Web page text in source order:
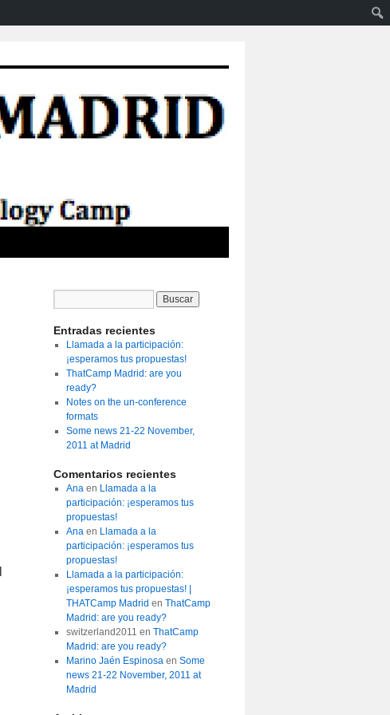
Entradas recientes
Llamada a la participación:
¡esperamos tus propuestas!
ThatCamp Madrid: are you
ready?
Notes on the un-conference
formats
Some news 21-22 November,
2011 at Madrid
Comentarios recientes
Anaen Llamada a la
participación: ¡esperamos tus
propuestas!
Anaen Llamada a la
participación: ¡esperamos tus
propuestas!
Llamada a la participación:
¡esperamos tus propuestas! |
THATCamp Madrid en ThatCamp
Madrid: are you ready?
switzerland2011 en ThatCamp
Madrid: are you ready?
Marino Jaén Espinosaen Some
news 21-22 November, 2011 at
Madrid